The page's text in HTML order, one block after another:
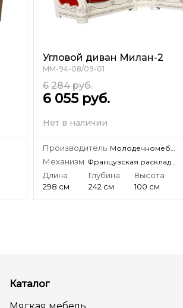
Угловой диван Милан-2
ММ-94-08/09-01
6 284 руб.
6 055 руб.
Нет в наличии
Производитель
Механизм
Длина
298 см
Глубина
242 см
Высота
100 см
Каталог